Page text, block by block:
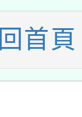
研習
慧
名單
學軟體
函釋公
首頁